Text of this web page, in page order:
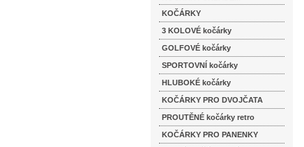
KOČÁRKY
3 KOLOVÉ kočárky
GOLFOVÉ kočárky
SPORTOVNÍ kočárky
HLUBOKÉ kočárky
KOČÁRKY PRO DVOJČATA
PROUTĚNÉ kočárky retro
KOČÁRKY PRO PANENKY